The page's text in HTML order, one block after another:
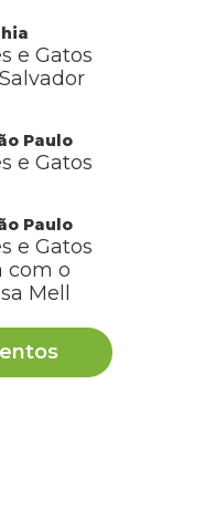
e Gatos
Paulo
e Gatos
Paulo
e Gatos
com o
Mell